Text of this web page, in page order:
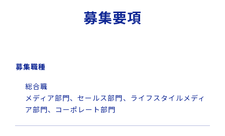
募集要項
募集職種
総合職
メディア部門、セールス部門、ライフスタイルメディ
ア部門、コーポレート部門